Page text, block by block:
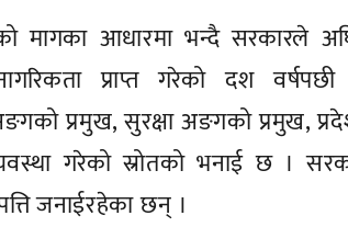
मागका आधारमा भन्दै सरकारले
प्राप्त गरेको दश वर्षपछी
प्रमुख, सुरक्षा अङगको प्रमुख,
गरेको स्रोतको भनाई छ ।
जनाईरहेका छन् ।